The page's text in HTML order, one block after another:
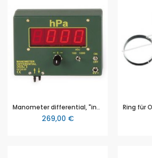
Manometer differential, "inno", magnethaftend, von NTL
269,00 €